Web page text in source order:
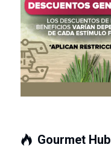
Gourmet Hub